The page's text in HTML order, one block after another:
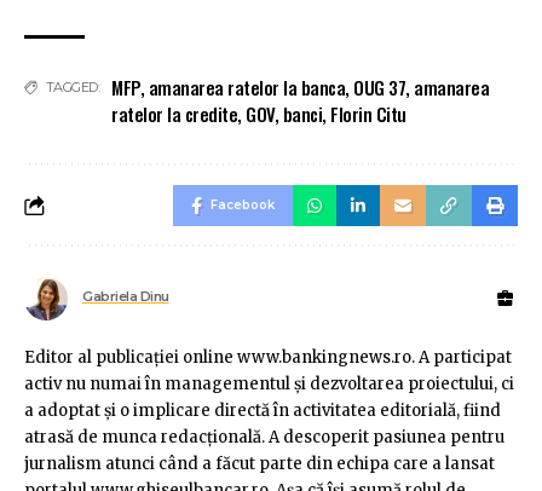
TAGGED: MFP, amanarea ratelor la banca, OUG 37, amanarea
ratelor la credite, GOV, banci, Florin Citu
Facebook
Gabriela Dinu
Editor al publicaţiei online www.bankingnews.ro. A participat
activ nu numai în managementul şi dezvoltarea proiectului, ci
a adoptat şi o implicare directă în activitatea editorială, fiind
atrasă de munca redacţională. A descoperit pasiunea pentru
jurnalism atunci când a făcut parte din echipa care a lansat